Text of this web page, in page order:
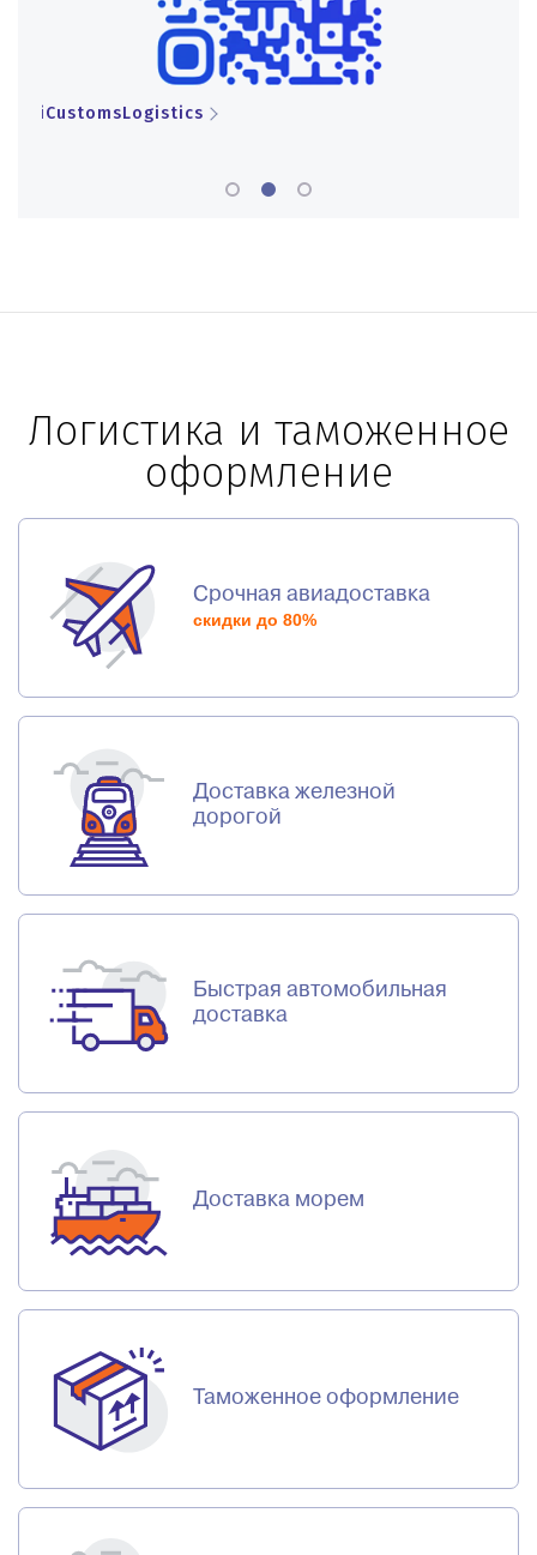
iCustomsLogistics
Логистика и таможенное
оформление
Срочная авиадоставка
скидки до 80%
Доставка железной
дорогой
Быстрая автомобильная
доставка
Доставка морем
Таможенное оформление